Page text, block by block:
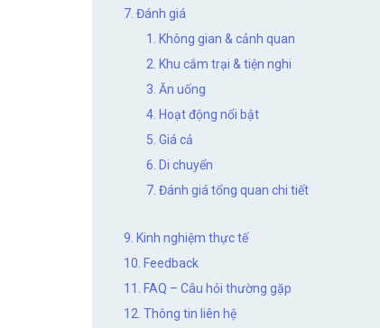
7. Đánh giá
1. Không gian & cảnh quan
2. Khu cắm trại & tiện nghi
3. Ăn uống
4. Hoạt động nổi bật
5. Giá cả
6. Di chuyển
7. Đánh giá tổng quan chi tiết
9. Kinh nghiệm thực tế
10. Feedback
11. FAQ – Câu hỏi thường gặp
12. Thông tin liên hệ